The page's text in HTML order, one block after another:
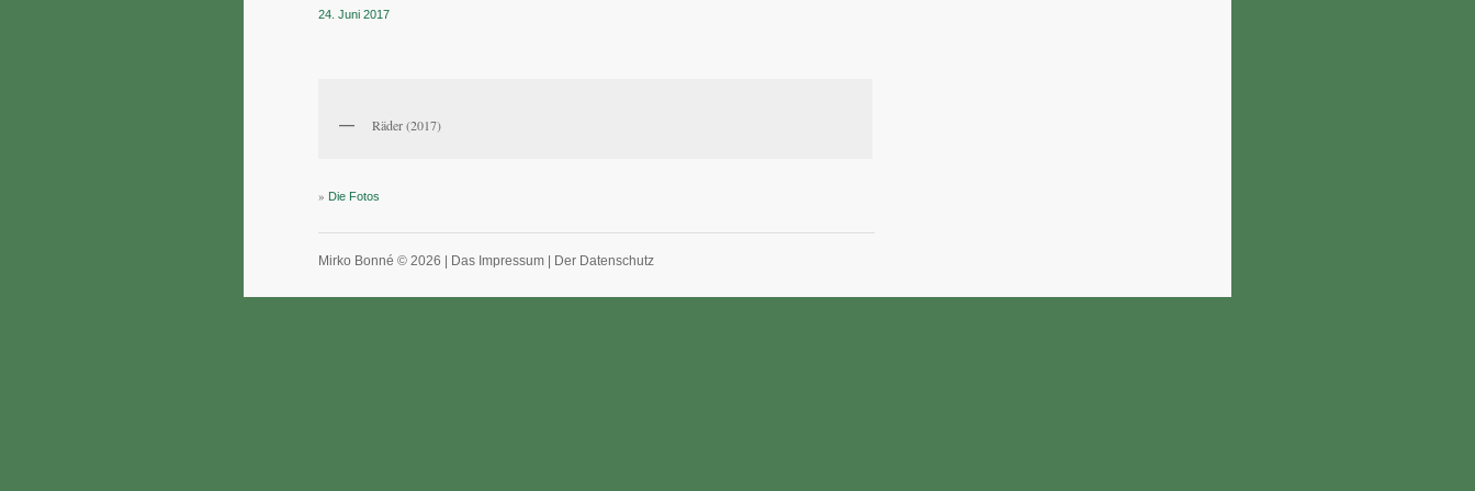
24. Juni 2017
Räder (2017)
» Die Fotos
Mirko Bonné © 2026 | Das Impressum Der Datenschutz